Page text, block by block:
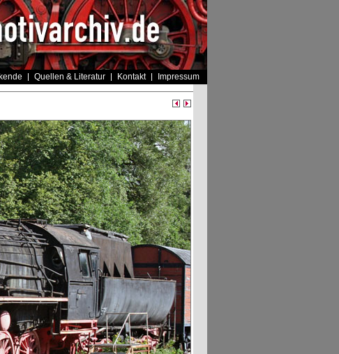
Quellen & Literatur Kontakt Impressum